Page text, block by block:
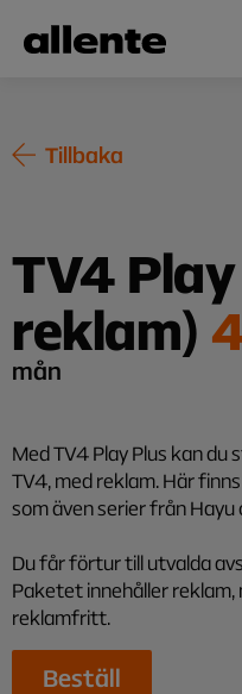
Tillbaka
TV4
reklam)
mån
Med TV4 Play Plus kan
TV4, med reklam. Här
som även serier från Hayu
Du får förtur till utvalda
Paketet innehåller
reklamfritt.
Beställ